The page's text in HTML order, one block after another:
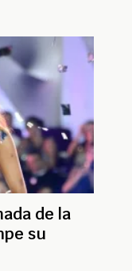
de la
su